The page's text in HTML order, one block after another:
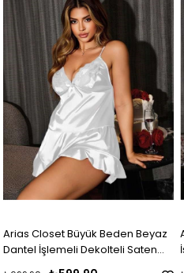
Arias Closet Büyük Beden Beyaz
Dantel İşlemeli Dekolteli Saten